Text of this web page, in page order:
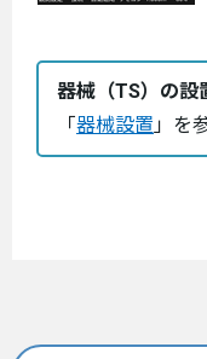
器械（TS）の設
「器械設置」を